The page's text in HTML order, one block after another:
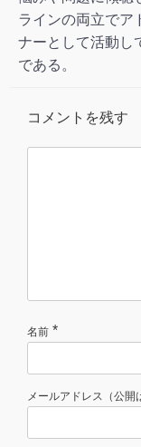
ラインの両立でア
ナーとして活動し
である。
コメントを残す
名前 *
メールアドレス（公開